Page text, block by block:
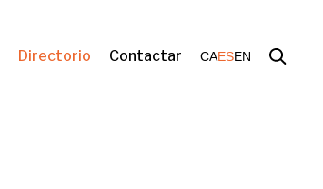
Directorio Contactar CAESEN